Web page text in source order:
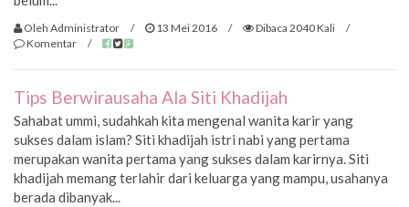
Oleh Administrator / 13 Mei 2016 / Dibaca 2040 Kali
/
Komentar
/
Tips Berwirausaha Ala Siti Khadijah
Sahabat ummi, sudahkah kita mengenal wanita karir yang
sukses dalam islam? Siti khadijah istri nabi yang pertama
merupakan wanita pertama yang sukses dalam karirnya. Siti
khadijah memang terlahir dari keluarga yang mampu, usahanya
berada dibanyak...